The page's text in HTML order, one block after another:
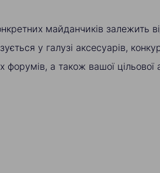
майданчиків залежить
у галузі аксесуарів,
форумів, а також вашої цільової